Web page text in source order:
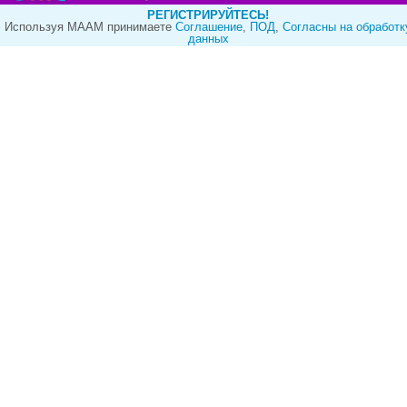
РЕГИСТРИРУЙТЕСЬ!
Используя МААМ принимаете Cоглашение, ПОД, Согласны на
данных